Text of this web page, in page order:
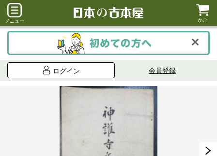
メニュー かご
ログイン 会員登録